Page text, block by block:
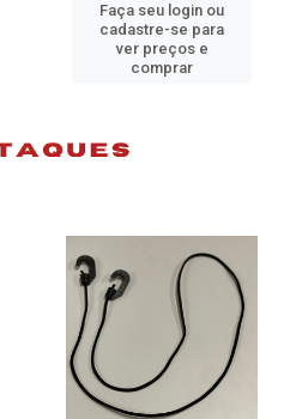
Faça seu login ou
cadastre-se para
ver preços e
comprar